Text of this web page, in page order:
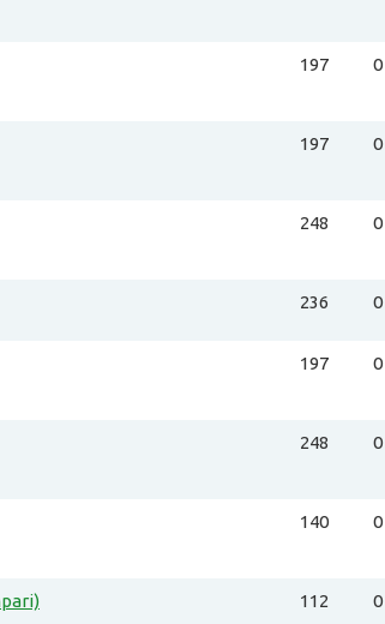
197 0
197 0
248 0
236 0
197 0
248 0
140 0
112 0